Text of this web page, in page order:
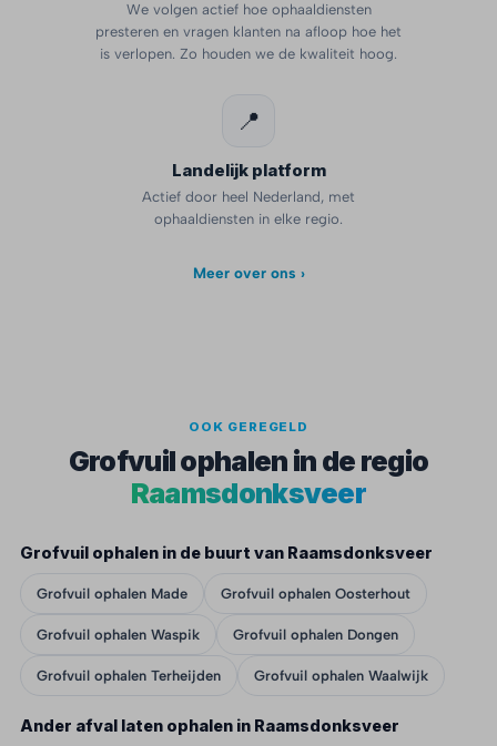
We volgen actief hoe ophaaldiensten
presteren en vragen klanten na afloop hoe het
is verlopen. Zo houden we de kwaliteit hoog.
📍
Landelijk platform
Actief door heel Nederland, met
ophaaldiensten in elke regio.
Meer over ons ›
OOK GEREGELD
Grofvuil ophalen in de regio
Raamsdonksveer
Grofvuil ophalen in de buurt van Raamsdonksveer
Grofvuil ophalen Made Grofvuil ophalen Oosterhout
Grofvuil ophalen Waspik Grofvuil ophalen Dongen
Grofvuil ophalen Terheijden Grofvuil ophalen Waalwijk
Ander afval laten ophalen in Raamsdonksveer